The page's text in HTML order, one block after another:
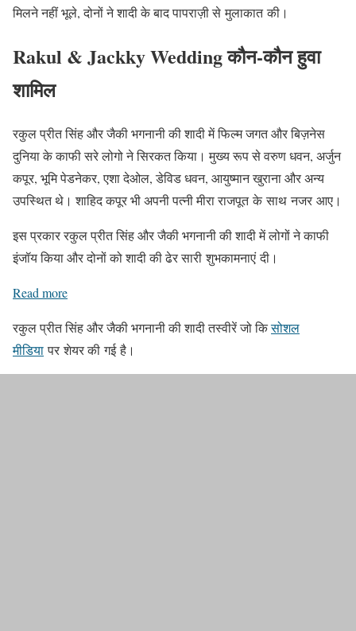
मिलने नहीं भूले, दोनों ने शादी के बाद पापराज़ी से मुलाकात की।
Rakul & Jackky Wedding कौन-कौन हुवा
शामिल
रकुल प्रीत सिंह और जैकी भगनानी की शादी में फिल्म जगत और बिज़नेस
दुनिया के काफी सरे लोगो ने सिरकत किया। मुख्य रूप से वरुण धवन, अर्जुन
कपूर, भूमि पेडनेकर, एशा देओल, डेविड धवन, आयुष्मान खुराना और अन्य
उपस्थित थे। शाहिद कपूर भी अपनी पत्नी मीरा राजपूत के साथ नजर आए।
इस प्रकार रकुल प्रीत सिंह और जैकी भगनानी की शादी में लोगों ने काफी
इंजॉय किया और दोनों को शादी की ढेर सारी शुभकामनाएं दी।
Read more
रकुल प्रीत सिंह और जैकी भगनानी की शादी तस्वीरें जो किसोशल
मीडियापर शेयर की गई है।